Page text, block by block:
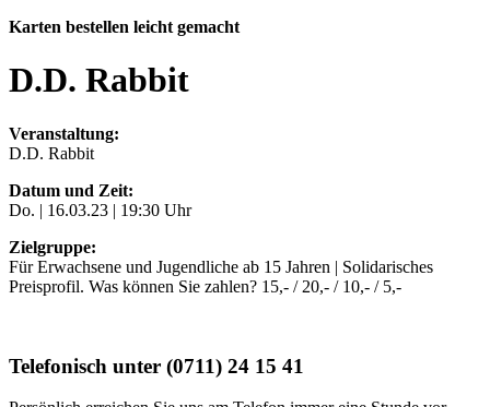
Karten bestellen leicht gemacht
D.D. Rabbit
Veranstaltung:
D.D. Rabbit
Datum und Zeit:
Do. | 16.03.23 | 19:30 Uhr
Zielgruppe:
Für Erwachsene und Jugendliche ab 15 Jahren | Solidarisches
Preisprofil. Was können Sie zahlen? 15,- / 20,- / 10,- / 5,-
Telefonisch unter (0711) 24 15 41